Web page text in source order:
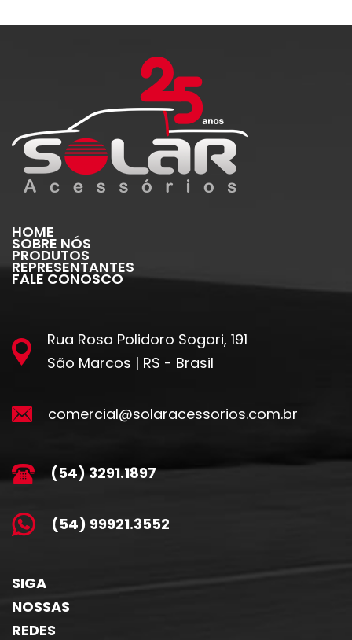
HOME
SOBRE NÓS
PRODUTOS
REPRESENTANTES
FALE CONOSCO
Rua Rosa Polidoro Sogari, 191
São Marcos | RS - Brasil
comercial@solaracessorios.com.br
(54) 3291.1897
(54) 99921.3552
SIGA
NOSSAS
REDES